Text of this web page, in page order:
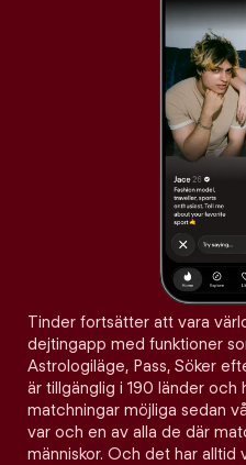
Tinder fortsätter att vara
dejtingapp med funktioner
Astrologiläge, Pass, Söker
är tillgänglig i 190 länder
matchningar möjliga sedan
var och en av alla de där
människor. Och det har alltid